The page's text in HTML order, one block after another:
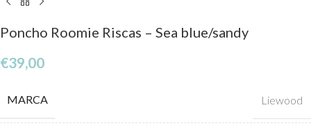
Poncho Roomie Riscas – Sea blue/sandy
€39,00
MARCA Liewood